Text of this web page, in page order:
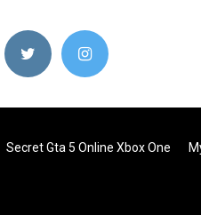
Secret Gta 5 Online Xbox One